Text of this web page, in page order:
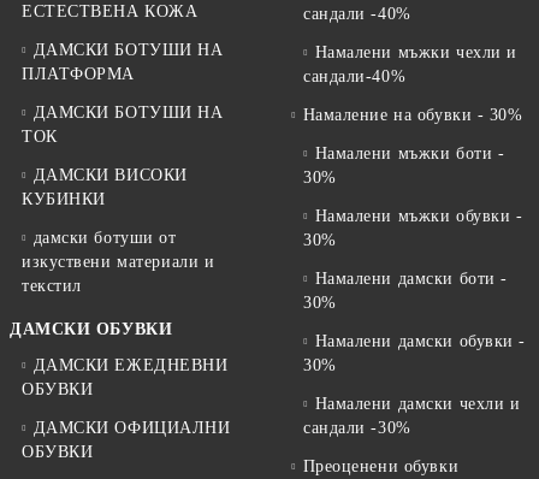
ЕСТЕСТВЕНА КОЖА
ДАМСКИ БОТУШИ НА
ПЛАТФОРМА
ДАМСКИ БОТУШИ НА
ТОК
ДАМСКИ ВИСОКИ
КУБИНКИ
дамски ботуши от
изкуствени материали и
текстил
ДАМСКИ ОБУВКИ
ДАМСКИ ЕЖЕДНЕВНИ
ОБУВКИ
ДАМСКИ ОФИЦИАЛНИ
ОБУВКИ
сандали -40%
Намалени мъжки чехли и
сандали-40%
Намаление на обувки - 30%
Намалени мъжки боти -
30%
Намалени мъжки обувки -
30%
Намалени дамски боти -
30%
Намалени дамски обувки -
30%
Намалени дамски чехли и
сандали -30%
Преоценени обувки